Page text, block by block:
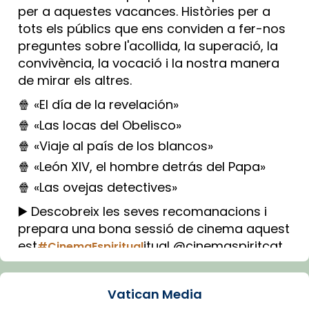
per a aquestes vacances. Històries per a
tots els públics que ens conviden a fer-nos
preguntes sobre l'acollida, la superació, la
convivència, la vocació i la nostra manera
de mirar els altres.
🍿 «El día de la revelación»
🍿 «Las locas del Obelisco»
🍿 «Viaje al país de los blancos»
🍿 «León XIV, el hombre detrás del Papa»
🍿 «Las ovejas detectives»
▶️ Descobreix les seves recomanacions i
prepara una bona sessió de cinema aquest
est#CinemaEspiritualitual @cinemaspiritcat
Imatge: Generada amb IA (OpenAI)
Vatican Media